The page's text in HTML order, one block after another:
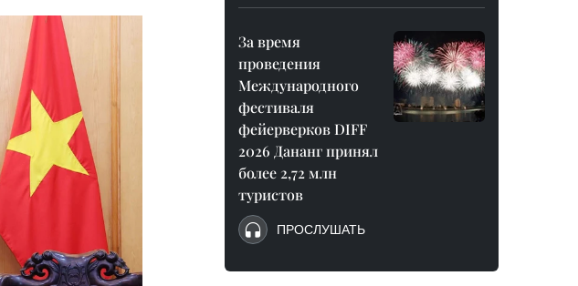
За время
проведения
Международного
фестиваля
фейерверков DIFF
2026 Дананг принял
более 2,72 млн
туристов
ПРОСЛУШАТЬ